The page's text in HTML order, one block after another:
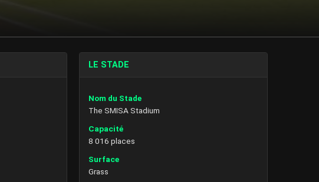
LE STADE
Nom du Stade
The SMISA Stadium
Capacité
8 016 places
Surface
Grass